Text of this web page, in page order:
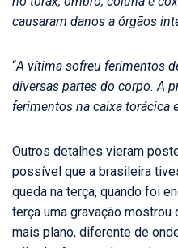
causaram danos a órgãos
“A vítima sofreu ferimentos
diversas partes do corpo. A
ferimentos na caixa torácica
Outros detalhes vieram
possível que a brasileira
queda na terça, quando foi
terça uma gravação mostrou
mais plano, diferente de